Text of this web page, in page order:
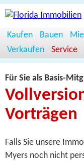
Kaufen Bauen
Verkaufen
Service
Für Sie als Basis-
Vorträgen
Falls Sie unsere
Myers noch nicht